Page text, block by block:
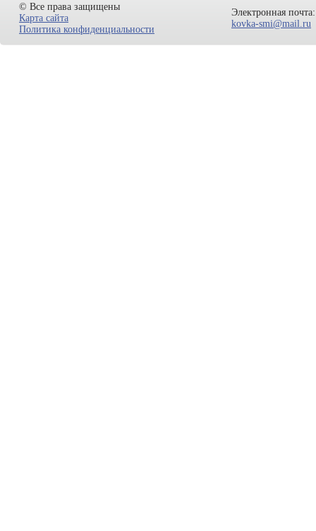
© Все права защищены
Карта сайта
Политика конфиденциальности
Электронная почта:
kovka-smi@mail.ru